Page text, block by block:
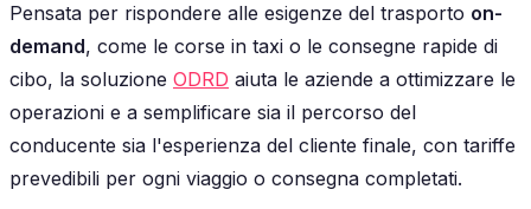
Pensata per rispondere alle esigenze del trasporto on-
demand, come le corse in taxi o le consegne rapide di
cibo, la soluzione ODRD aiuta le aziende a ottimizzare le
operazioni e a semplificare sia il percorso del
conducente sia l'esperienza del cliente finale, con tariffe
prevedibili per ogni viaggio o consegna completati.